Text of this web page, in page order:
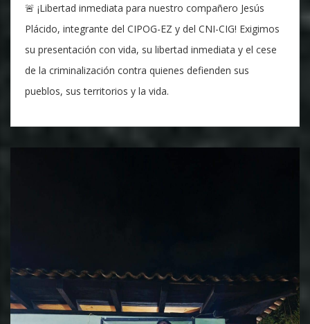
🚨 ¡Libertad inmediata para nuestro compañero Jesús
Plácido, integrante del CIPOG-EZ y del CNI-CIG! Exigimos
su presentación con vida, su libertad inmediata y el cese
de la criminalización contra quienes defienden sus
pueblos, sus territorios y la vida.